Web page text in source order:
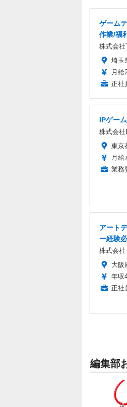
ゲーム
作業/福
株式会社
埼玉
月給
正社
IPゲー
株式会社
東京
月給
業務
アート
ー経験
株式会社
大阪
年収
正社
編集部